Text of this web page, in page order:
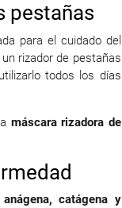
pestañas
para el cuidado del
rizador de pestañas
todos los días
máscara rizadora de
anágena, catágena y